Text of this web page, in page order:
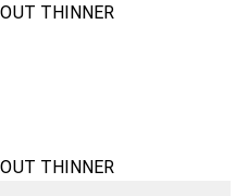
THINNER